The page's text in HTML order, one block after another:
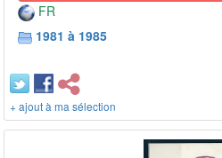
FR
1981 à 1985
+ ajout à ma sélection